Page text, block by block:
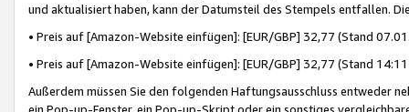
und aktualisiert haben, kann der Datumsteil des Stempels entfallen.
• Preis auf [Amazon-Website einfügen]: [EUR/GBP] 32,77 (Stand
• Preis auf [Amazon-Website einfügen]: [EUR/GBP] 32,77 (Stand
Außerdem müssen Sie den folgenden Haftungsausschluss entweder
ein Pop-up-Fenster, ein Pop-up-Skript oder ein sonstiges